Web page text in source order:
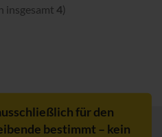
insgesamt 4)
für den
bestimmt – kein